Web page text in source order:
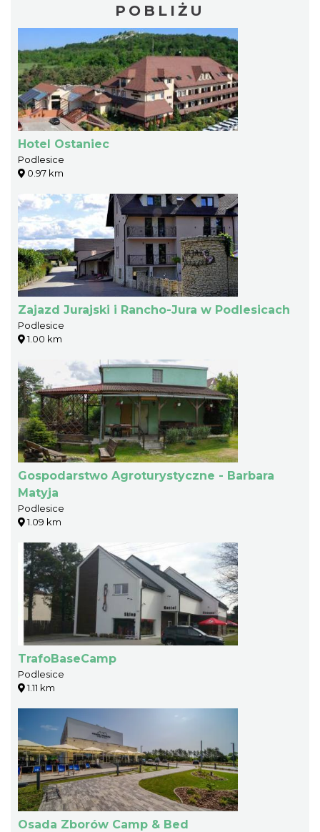
POBLIŻU
Hotel Ostaniec
Podlesice
0.97 km
Zajazd Jurajski i Rancho-Jura w Podlesicach
Podlesice
1.00 km
Gospodarstwo Agroturystyczne - Barbara
Matyja
Podlesice
1.09 km
TrafoBaseCamp
Podlesice
1.11 km
Osada Zborów Camp & Bed